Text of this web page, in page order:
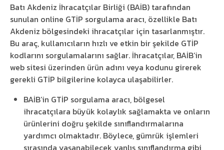
Batı Akdeniz İhracatçılar Birliği (BAİB) tarafından
sunulan online GTİP sorgulama aracı, özellikle Batı
Akdeniz bölgesindeki ihracatçılar için tasarlanmıştır.
Bu araç, kullanıcıların hızlı ve etkin bir şekilde GTİP
kodlarını sorgulamalarını sağlar. İhracatçılar, BAİB’in
web sitesi üzerinden ürün adını veya kodunu girerek
gerekli GTİP bilgilerine kolayca ulaşabilirler.
BAİB’in GTİP sorgulama aracı, bölgesel
ihracatçılara büyük kolaylık sağlamakta ve onların
ürünlerini doğru şekilde sınıflandırmalarına
yardımcı olmaktadır. Böylece, gümrük işlemleri
sırasında yaşanabilecek yanlış sınıflandırma gibi